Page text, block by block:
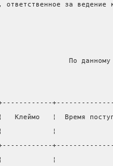
ответственное за
По
Клеймо   ¦  Время
¦            ¦
¦